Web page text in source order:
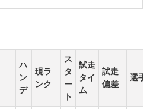
ハ
ン
デ
現ラ
ンク
ス
タ
ー
ト
試走
タイ
ム
試走
偏差
選手